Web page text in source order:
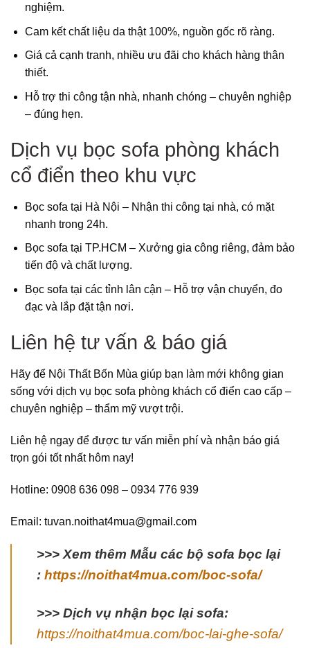
nghiệm.
Cam kết chất liệu da thật 100%, nguồn gốc rõ ràng.
Giá cả cạnh tranh, nhiều ưu đãi cho khách hàng thân
thiết.
Hỗ trợ thi công tận nhà, nhanh chóng – chuyên nghiệp
– đúng hẹn.
Dịch vụ bọc sofa phòng khách
cổ điển theo khu vực
Bọc sofa tại Hà Nội – Nhận thi công tại nhà, có mặt
nhanh trong 24h.
Bọc sofa tại TP.HCM – Xưởng gia công riêng, đảm bảo
tiến độ và chất lượng.
Bọc sofa tại các tỉnh lân cận – Hỗ trợ vận chuyển, đo
đạc và lắp đặt tận nơi.
Liên hệ tư vấn & báo giá
Hãy để Nội Thất Bốn Mùa giúp bạn làm mới không gian
sống với dịch vụ bọc sofa phòng khách cổ điển cao cấp –
chuyên nghiệp – thẩm mỹ vượt trội.
Liên hệ ngay để được tư vấn miễn phí và nhận báo giá
trọn gói tốt nhất hôm nay!
Hotline: 0908 636 098 – 0934 776 939
Email: tuvan.noithat4mua@gmail.com
>>> Xem thêm Mẫu các bộ sofa bọc lại
: https://noithat4mua.com/boc-sofa/
>>> Dịch vụ nhận bọc lại sofa:
https://noithat4mua.com/boc-lai-ghe-sofa/